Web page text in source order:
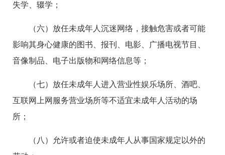
失学、辍学；
（六）放任未成年人沉迷网络，接触危害或者可能
影响其身心健康的图书、报刊、电影、广播电视节目、
音像制品、电子出版物和网络信息等；
（七）放任未成年人进入营业性娱乐场所、酒吧、
互联网上网服务营业场所等不适宜未成年人活动的场
所；
（八）允许或者迫使未成年人从事国家规定以外的